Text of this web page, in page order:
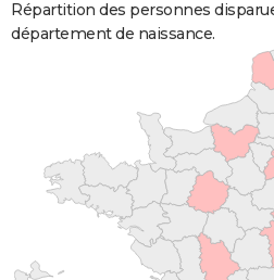
Répartition des personnes
département de naissance.